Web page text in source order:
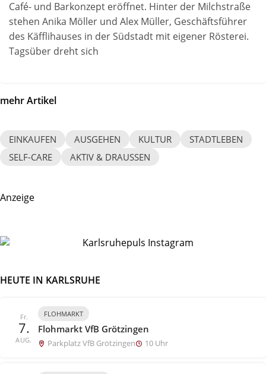
Café- und Barkonzept eröffnet. Hinter der Milchstraße
stehen Anika Möller und Alex Müller, Geschäftsführer
des Käfflihauses in der Südstadt mit eigener Rösterei.
Tagsüber dreht sich
mehr Artikel
EINKAUFEN AUSGEHEN KULTUR
STADTLEBEN
SELF-CARE
AKTIV & DRAUSSEN
Anzeige
HEUTE IN KARLSRUHE
Fr.
7.
AUG.
FLOHMARKT
Flohmarkt VfB Grötzingen
Parkplatz VfB Grötzingen 10 Uhr